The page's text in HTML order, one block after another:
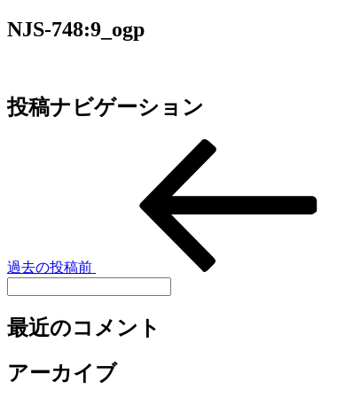
NJS-748:9_ogp
投稿ナビゲーション
過去の投稿前
最近のコメント
アーカイブ